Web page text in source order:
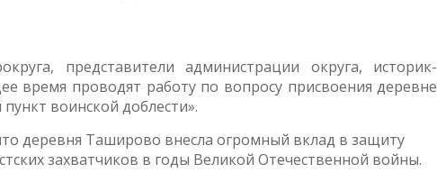
представители администрации округа, историк-
время проводят работу по вопросу присвоения деревне
воинской доблести».
деревня Таширово внесла огромный вклад в защиту
захватчиков в годы Великой Отечественной войны.